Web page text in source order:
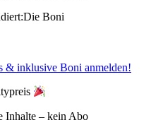
Boni
& inklusive Boni anmelden!
Inhalte – kein Abo